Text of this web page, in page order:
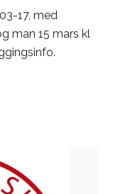
17, med
man 15 mars kl